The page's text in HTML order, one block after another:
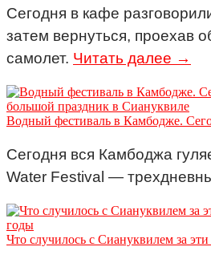
Сегодня в кафе
затем вернуться, проехав
самолет. Читать далее →
Водный фестиваль в Камбодже.
Сегодня вся Камбоджа
Water Festival —
Что случилось с Сиануквилем за